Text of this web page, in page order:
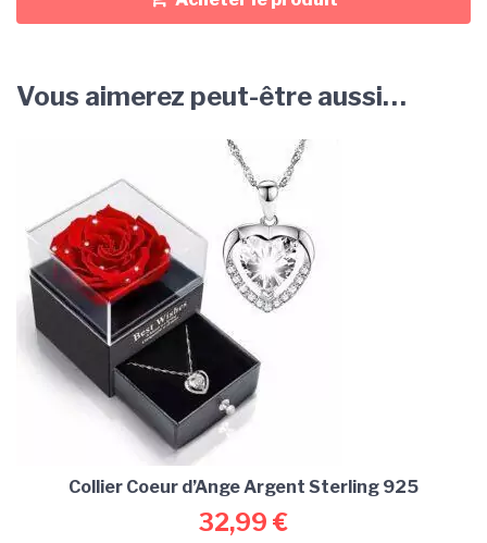
Vous aimerez peut-être aussi…
Collier Coeur d’Ange Argent Sterling 925
32,99 €